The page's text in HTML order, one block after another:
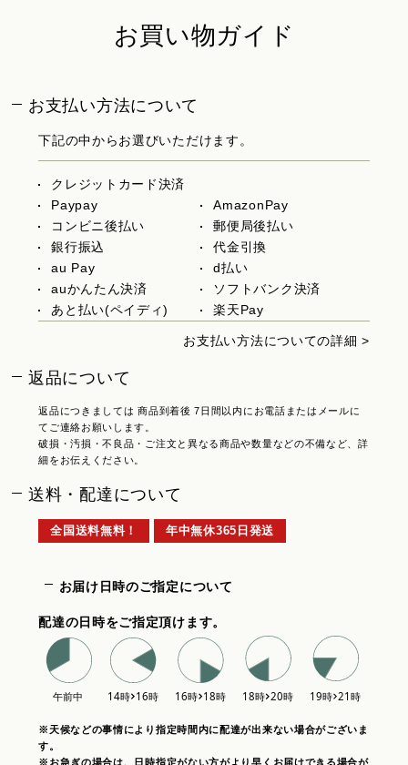
お買い物ガイド
お支払い方法について
下記の中からお選びいただけます。
クレジットカード決済
Paypay
AmazonPay
コンビニ後払い
郵便局後払い
銀行振込
代金引換
au Pay
d払い
auかんたん決済
ソフトバンク決済
あと払い(ペイディ)
楽天Pay
お支払い方法についての詳細 >
返品について
返品につきましては 商品到着後 7日間以内にお電話またはメールに
てご連絡お願いします。
破損・汚損・不良品・ご注文と異なる商品や数量などの不備など、詳
細をお伝えください。
送料・配達について
全国送料無料！ 年中無休365日発送
お届け日時のご指定について
配達の日時をご指定頂けます。
※天候などの事情により指定時間内に配達が出来ない場合がございま
す。
※お急ぎの場合は、日時指定がない方がより早くお届けできる場合が